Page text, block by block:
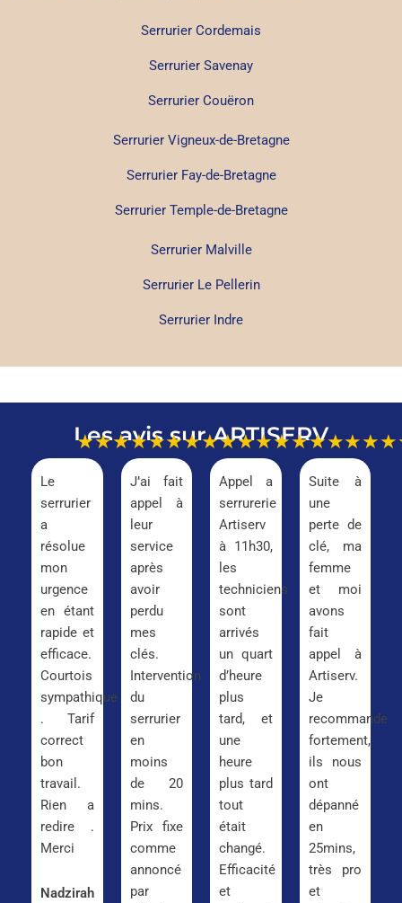
Serrurier Cordemais
Serrurier Savenay
Serrurier Couëron
Serrurier Vigneux-de-Bretagne
Serrurier Fay-de-Bretagne
Serrurier Temple-de-Bretagne
Serrurier Malville
Serrurier Le Pellerin
Serrurier Indre
Les avis sur ARTISERV
★★★★★
Le
serrurier
a
résolue
mon
urgence
en étant
rapide et
efficace.
Courtois
sympathique
. Tarif
correct
bon
travail.
Rien a
redire .
Merci
Nadzirah
★★★★★
J’ai fait
appel à
leur
service
après
avoir
perdu
mes
clés.
Intervention
du
serrurier
en
moins
de 20
mins.
Prix fixe
comme
annoncé
par
★★★★★
Appel a
serrurerie
Artiserv
à 11h30,
les
techniciens
sont
arrivés
un quart
d’heure
plus
tard, et
une
heure
plus tard
tout
était
changé.
Efficacité
et
Suite à
une
perte de
clé, ma
femme
et moi
avons
fait
appel à
Artiserv.
Je
recommande
fortement,
ils nous
ont
dépanné
en
25mins,
très pro
et